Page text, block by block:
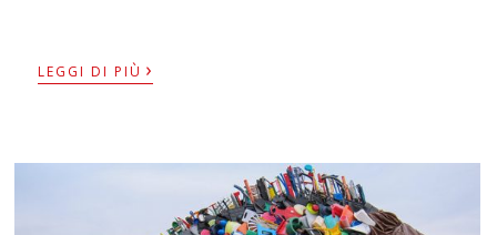
LEGGI DI PIÙ ›